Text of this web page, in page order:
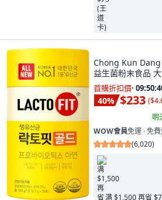
Chong Kun Dang
益生菌粉末食品
首購折扣價·
40% $233 (
明
WOW會員免運 ∙ 免
(6,020)
满 $1,500 再省